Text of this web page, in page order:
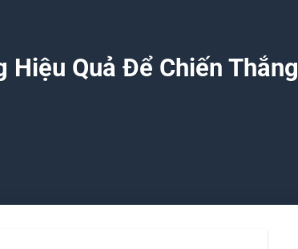
Hiệu Quả Để Chiến Thắng